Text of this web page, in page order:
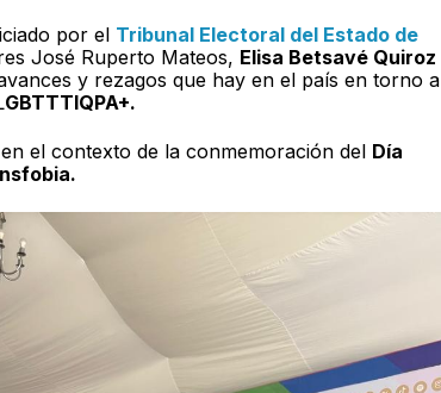
por el Tribunal Electoral del Estado de
José Ruperto Mateos, Elisa Betsavé Quiroz
y rezagos que hay en el país en torno a
GBTTTIQPA+.
el contexto de la conmemoración del Día